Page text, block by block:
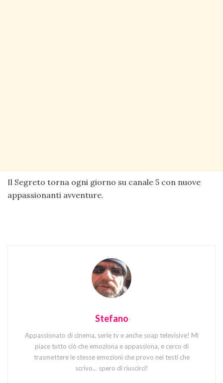
Il Segreto torna ogni giorno su canale 5 con nuove
appassionanti avventure.
Stefano
Appassionato di cinema, serie tv e anche soap televisive! Mi
piace tutto ciò che emoziona e appassiona, e cerco di
trasmettere le stesse emozioni che provo nei testi che
scrivo... spero di riuscirci!